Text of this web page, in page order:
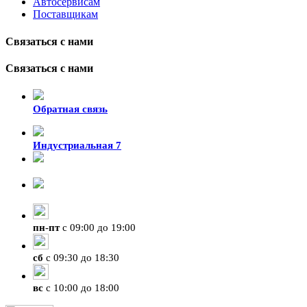
Поставщикам
Связаться с нами
Связаться с нами
Обратная связь
Индустриальная 7
пн-птс 09:00 до 19:00
сб с 09:30 до 18:30
вс с 10:00 до 18:00